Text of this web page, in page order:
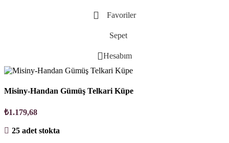
Favoriler
Sepet
Hesabım
Misiny-Handan Gümüş Telkari Küpe
₺1.179,68
25 adet stokta